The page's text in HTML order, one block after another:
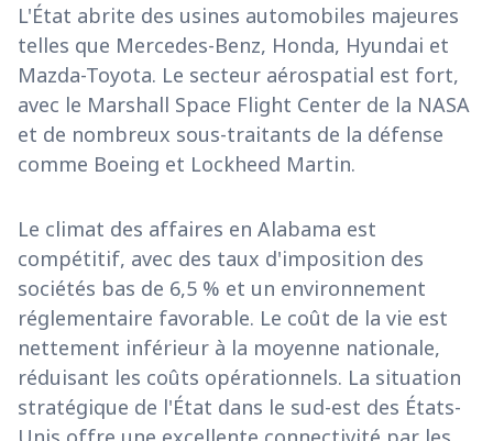
L'État abrite des usines automobiles majeures
telles que Mercedes-Benz, Honda, Hyundai et
Mazda-Toyota. Le secteur aérospatial est fort,
avec le Marshall Space Flight Center de la NASA
et de nombreux sous-traitants de la défense
comme Boeing et Lockheed Martin.
Le climat des affaires en Alabama est
compétitif, avec des taux d'imposition des
sociétés bas de 6,5 % et un environnement
réglementaire favorable. Le coût de la vie est
nettement inférieur à la moyenne nationale,
réduisant les coûts opérationnels. La situation
stratégique de l'État dans le sud-est des États-